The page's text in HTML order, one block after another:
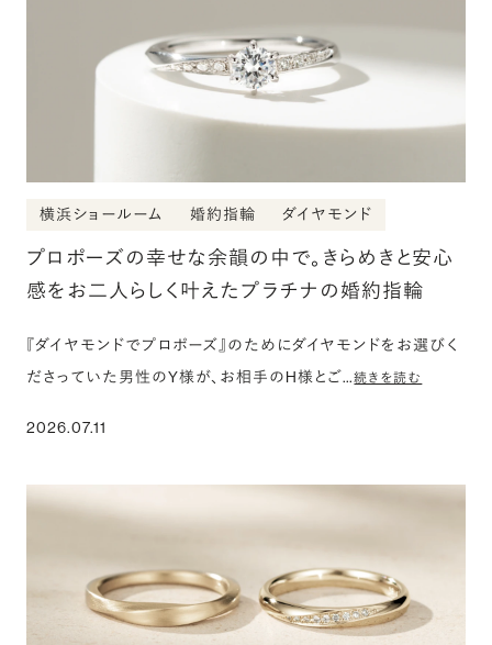
横浜ショールーム 婚約指輪 ダイヤモンド
プロポーズの幸せな余韻の中で。きらめきと安心
感をお二人らしく叶えたプラチナの婚約指輪
『ダイヤモンドでプロポーズ』のためにダイヤモンドをお選びく
ださっていた男性のY様が、お相手のH様とご…続きを読む
2026.07.11